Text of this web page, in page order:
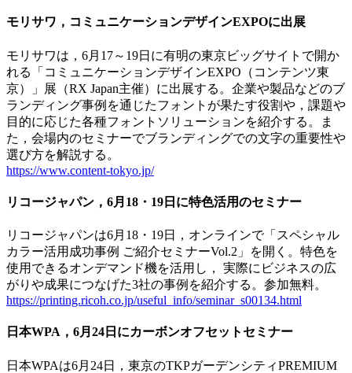
モリサワ，コミュニケーションデザインEXPOに出展
モリサワは，6月17～19日に有明の東京ビッグサイトで開か
れる「コミュニケーションデザインEXPO（コンテンツ東
京）」展（RX Japan主催）に出展する。企業や製品などのブ
ランディング事例を通じたフォントが果たす役割や，課題や
目的に応じた各種フォントソリューションを紹介する。ま
た，会場内のセミナーでブランディングでの文字の重要性や
選び方を解説する。
https://www.content-tokyo.jp/
リコージャパン，6月18・19日に特色活用のセミナー
リコージャパンは6月18・19日，オンラインで「スペシャル
カラー活用成功事例 ご紹介セミナーVol.2」を開く。特色を
使用できるオンデマンド機を活用し， 実際にビジネスの広
がりや成果につなげた3社の事例を紹介する。参加無料。
https://printing.ricoh.co.jp/useful_info/seminar_s00134.html
日本WPA，6月24日にカーボンオフセットセミナー
日本WPAは6月24日，東京のTKPガーデンシティPREMIUM